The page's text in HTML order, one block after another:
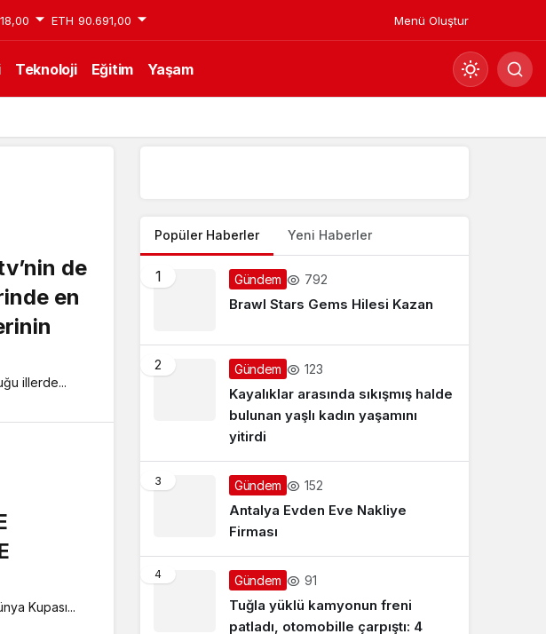
ETH 90.691,00 Menü Oluştur
Teknoloji Eğitim Yaşam
Mod
değiştir
Gece Modu
Gece modunu seçin.
Sistem Modu
Sistem modunu seçin.
de
en
illerde...
Kupası...
Popüler Haberler Yeni Haberler
1 Gündem 792
Brawl Stars Gems Hilesi Kazan
2 Gündem 123
Kayalıklar arasında sıkışmış halde
bulunan yaşlı kadın yaşamını
yitirdi
3 Gündem 152
Antalya Evden Eve Nakliye
Firması
4 Gündem 91
Tuğla yüklü kamyonun freni
patladı, otomobille çarpıştı: 4